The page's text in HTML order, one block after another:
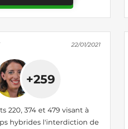
22/01/2021
+259
220, 374 et 479 visant à
hybrides l'interdiction de